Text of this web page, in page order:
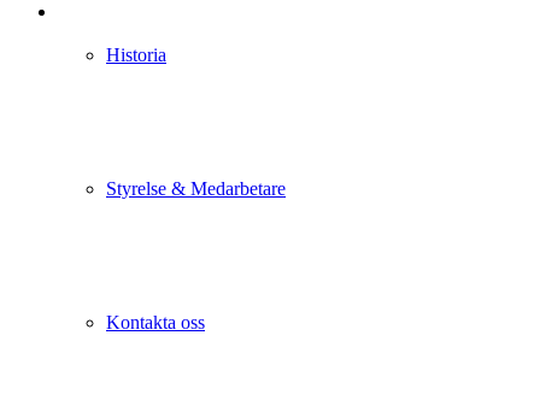
Historia
Styrelse & Medarbetare
Kontakta oss